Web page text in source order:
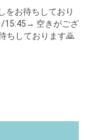
をお待ちしており
15:45→ 空きがござ
ちしております🙇